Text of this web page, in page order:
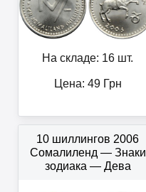
На складе: 16 шт.
Цена: 49Грн
10 шиллингов 2006
Сомалиленд — Знаки
зодиака — Дева